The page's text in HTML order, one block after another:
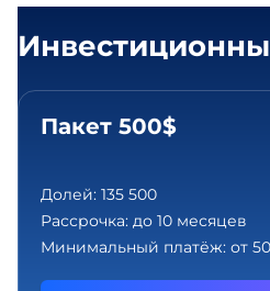
Пакет 500$
Долей: 135 500
Рассрочка: до 10 месяцев
Минимальный платёж: от